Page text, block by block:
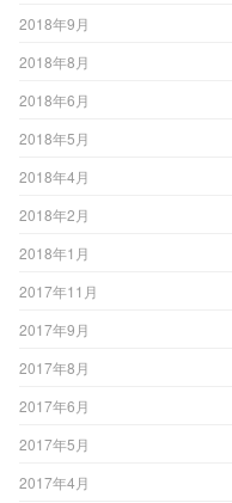
2018年9月
2018年8月
2018年6月
2018年5月
2018年4月
2018年2月
2018年1月
2017年11月
2017年9月
2017年8月
2017年6月
2017年5月
2017年4月